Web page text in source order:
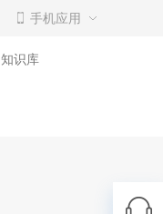
手机应用
知识库